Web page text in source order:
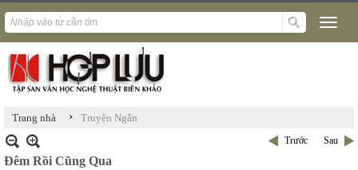
Trang nhà › Truyện Ngắn
Trước Sau
Đêm Rồi Cũng Qua